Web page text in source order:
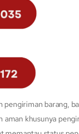
barang,
khusunya